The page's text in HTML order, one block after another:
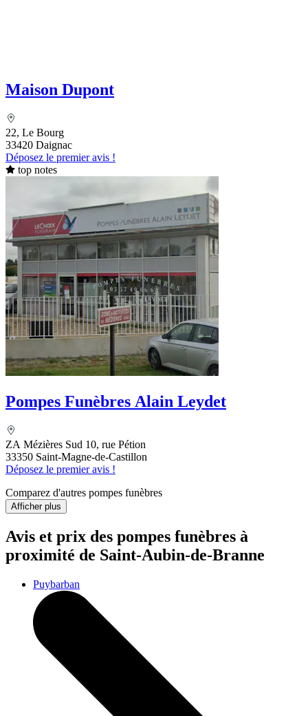
Maison Dupont
22, Le Bourg
33420 Daignac
Déposez le premier avis !
top notes
Pompes Funèbres Alain Leydet
ZA Mézières Sud 10, rue Pétion
33350 Saint-Magne-de-Castillon
Déposez le premier avis !
Comparez d'autres pompes funèbres
Afficher plus
Avis et prix des pompes funèbres à
proximité de Saint-Aubin-de-Branne
Puybarban